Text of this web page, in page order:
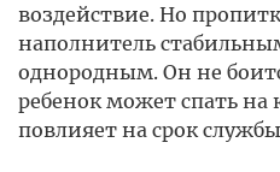
воздействие. Но
наполнитель
однородным. Он не
ребенок может спать
повлияет на срок